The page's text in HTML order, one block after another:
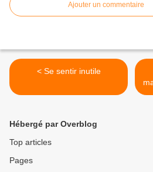
Ajouter un commentaire
< Se sentir inutile
Hébergé par Overblog
Top articles
Pages